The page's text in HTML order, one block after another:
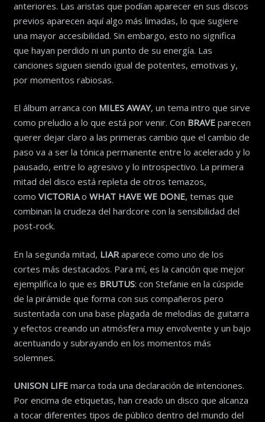
anteriores. Las aristas que podían aparecer en sus discos
previos aparecen aquí algo más limadas, lo que sugiere
una mayor accesibilidad. Sin embargo, esto no significa
que hayan perdido ni un punto de su energía. Las
canciones siguen siendo igual de potentes, emotivas y,
por momentos rabiosas.
El álbum arranca con MILES AWAY, un tema intro que sirve
como preludio a lo que está por venir. Con BRAVEparecen
querer dejar claro a las primeras cambio que el cambio de
paso va a ser la tónica permanente entre lo acelerado y lo
pausado, entre lo agresivo y lo introspectivo. La primera
mitad del disco está repleta de otros temazos,
como VICTORIAo WHAT HAVE WE DONE, temas que
combinan la crudeza del hardcore con la sensibilidad del
post-rock.
En la segunda mitad, LIARaparece como uno de los
cortes más destacados. Para mí, es la canción que mejor
ejemplifica lo que es BRUTUS: con Stefanie en la cúspide
de la pirámide que forma con sus compañeros pero
sustentada con una base plagada de melodías de guitarra
y efectos creando un atmósfera muy envolvente y un bajo
acentuando y subrayando en los momentos más
solemnes.
UNISON LIFEmarca toda una declaración de intenciones.
Por encima de etiquetas, han creado un disco que alcanza
a tocar diferentes tipos de público dentro del mundo del